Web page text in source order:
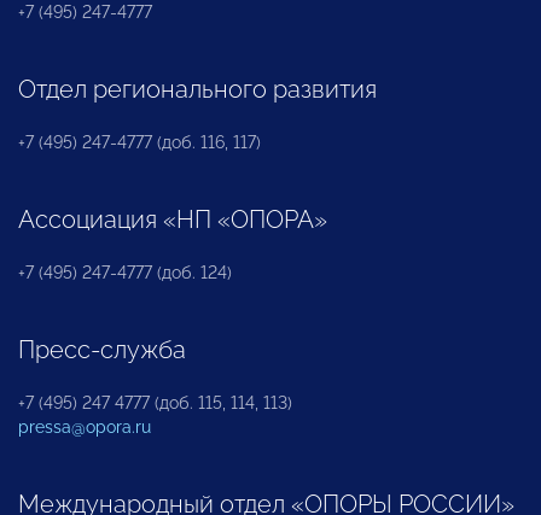
+7 (495) 247-4777
Отдел регионального развития
+7 (495) 247-4777 (доб. 116, 117)
Ассоциация «НП «ОПОРА»
+7 (495) 247-4777 (доб. 124)
Пресс-служба
+7 (495) 247 4777 (доб. 115, 114, 113)
pressa@opora.ru
Международный отдел «ОПОРЫ РОССИИ»